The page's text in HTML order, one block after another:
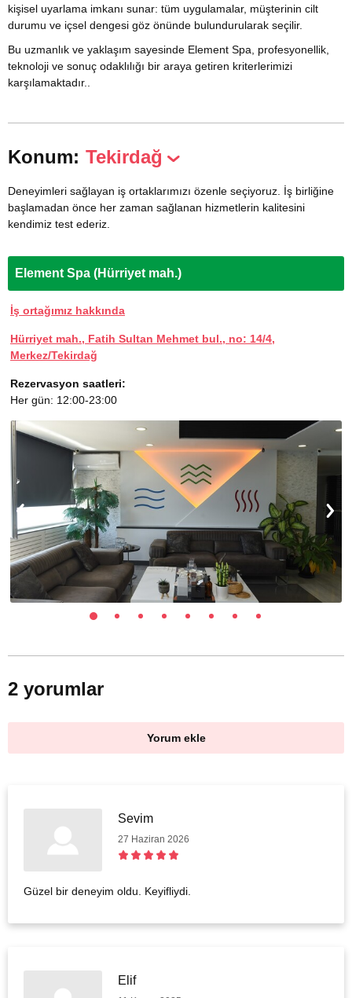
kişisel uyarlama imkanı sunar: tüm uygulamalar, müşterinin cilt
durumu ve içsel dengesi göz önünde bulundurularak seçilir.
Bu uzmanlık ve yaklaşım sayesinde Element Spa, profesyonellik,
teknoloji ve sonuç odaklılığı bir araya getiren kriterlerimizi
karşılamaktadır..
Konum: Tekirdağ
Deneyimleri sağlayan iş ortaklarımızı özenle seçiyoruz. İş birliğine
başlamadan önce her zaman sağlanan hizmetlerin kalitesini
kendimiz test ederiz.
Element Spa (Hürriyet mah.)
İş ortağımız hakkında
Hürriyet mah., Fatih Sultan Mehmet bul., no: 14/4,
Merkez/Tekirdağ
Rezervasyon saatleri:
Her gün: 12:00-23:00
2 yorumlar
Yorum ekle
Sevim
27 Haziran 2026
Güzel bir deneyim oldu. Keyifliydi.
Elif